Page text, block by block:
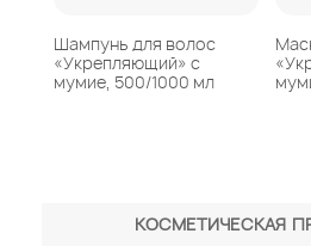
Шампунь для волос
«Укрепляющий» с
мумие, 500/1000 мл
КОСМЕТИЧЕСКАЯ